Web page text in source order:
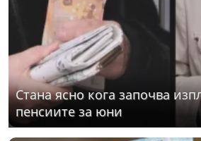
Стана ясно кога започва
пенсиите за юни